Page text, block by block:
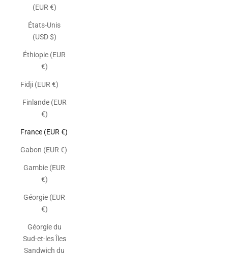
(EUR €)
États-Unis
(USD $)
Éthiopie (EUR
€)
Fidji (EUR €)
Finlande (EUR
€)
France (EUR €)
Gabon (EUR €)
Gambie (EUR
€)
Géorgie (EUR
€)
Géorgie du
Sud-et-les Îles
Sandwich du